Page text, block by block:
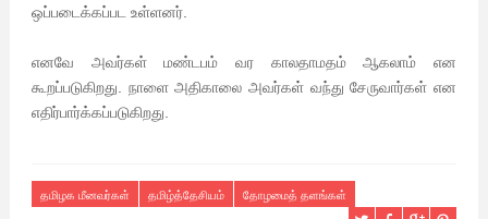
ஒப்படைக்கப்பட உள்ளனர்.
எனவே அவர்கள் மண்டபம் வர காலதாமதம் ஆகலாம் என
கூறப்படுகிறது. நாளை அதிகாலை அவர்கள் வந்து சேருவார்கள் என
எதிர்பார்க்கப்படுகிறது.
தமிழக மீனவர்கள் தமிழ்த்தேசியம் தோழமைத் தளங்கள்